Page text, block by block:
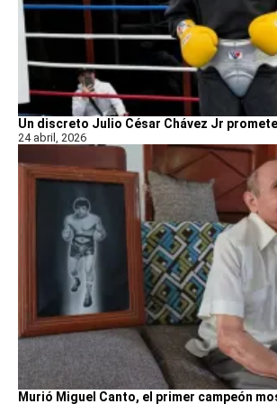
Un discreto Julio César Chávez Jr
24 abril, 2026
Murió Miguel Canto, el primer campeón